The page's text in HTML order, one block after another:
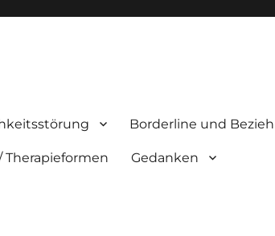
Borderline und
Therapieformen Gedanken